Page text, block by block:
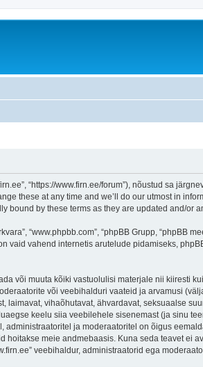
“https://www.firn.ee/forum”), nõustud sa
these at any time and we’ll do our utmost in
bound by these terms as they are updated and/or
“www.phpbb.com”, “phpBB Grupp, “phpBB
vaid vahend internetis arutelude pidamiseks,
või muuta kõiki vastuolulisi materjale nii kiiresti
või veebihalduri vaateid ja arvamusi
laimavat, vihaõhutavat, ähvardavat, seksuaalse
keelu siia veebilehele sisenemast (ja sinu
ja moderaatoritel on õigus
meie andmebaasis. Kuna seda teavet ei
veebihaldur, administraatorid ega